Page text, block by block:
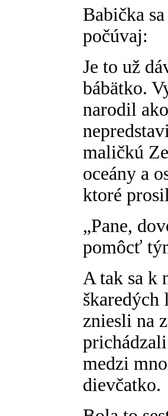
Babička
počúvaj:
Je to už
bábätko.
narodil
maličkú
oceány a
ktoré
„Pane,
pomôcť
A tak sa k
zniesli na
medzi
dievčatko.